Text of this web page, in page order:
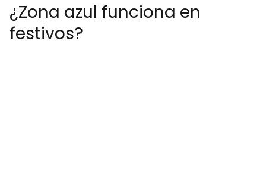
¿Zona azul funciona en
festivos?